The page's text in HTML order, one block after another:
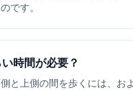
です。
時間が必要？
と上側の間を歩くには、